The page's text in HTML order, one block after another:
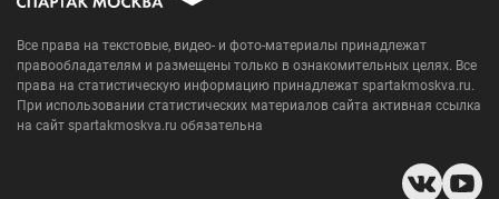
Все права на текстовые, видео- и фото-материалы принадлежат
правообладателям и размещены только в ознакомительных целях. Все
права на статистическую информацию принадлежат spartakmoskva.ru.
При использовании статистических материалов сайта активная ссылка
на сайт spartakmoskva.ru обязательна